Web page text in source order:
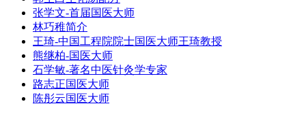
张学文-首届国医大师
林巧稚简介
王琦-中国工程院院士国医大师王琦教授
熊继柏-国医大师
石学敏-著名中医针灸学专家
路志正国医大师
陈彤云国医大师